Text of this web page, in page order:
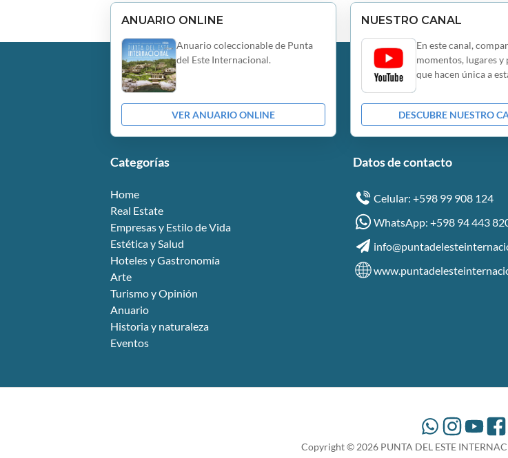
ANUARIO ONLINE
Anuario coleccionable de Punta
del Este Internacional.
VER ANUARIO ONLINE
NUESTRO CANAL
En este canal,
momentos, lugares
que hacen única a
DESCUBRE NUESTRO
Categorías
Home
Real Estate
Empresas y Estilo de Vida
Estética y Salud
Hoteles y Gastronomía
Arte
Turismo y Opinión
Anuario
Historia y naturaleza
Eventos
Datos de contacto
Celular: +598 99 908 124
WhatsApp: +598 94 443
Copyright © 2026PUNTA DEL ESTE